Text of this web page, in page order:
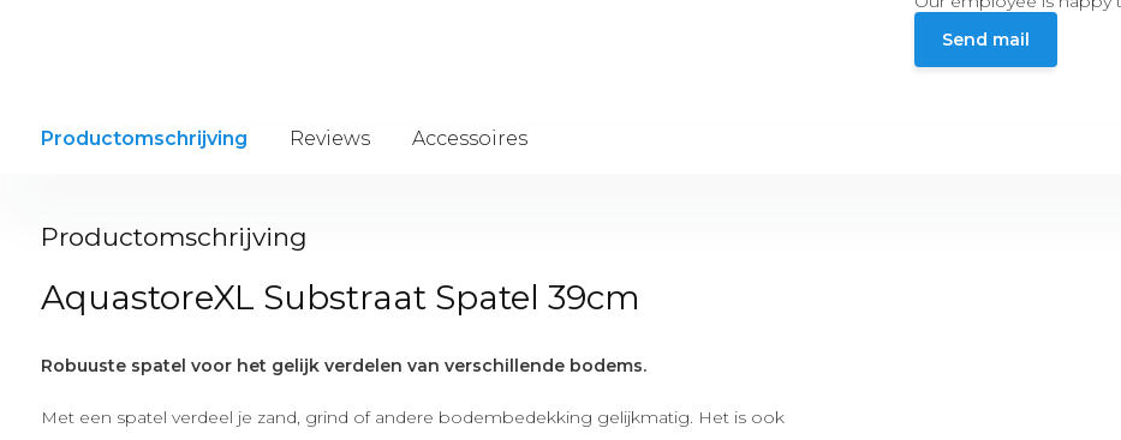
Send mail
Productomschrijving Reviews Accessoires
Productomschrijving
AquastoreXL Substraat Spatel 39cm
Robuuste spatel voor het gelijk verdelen van verschillende bodems.
Met een spatel verdeel je zand, grind of andere bodembedekking gelijkmatig. Het is ook